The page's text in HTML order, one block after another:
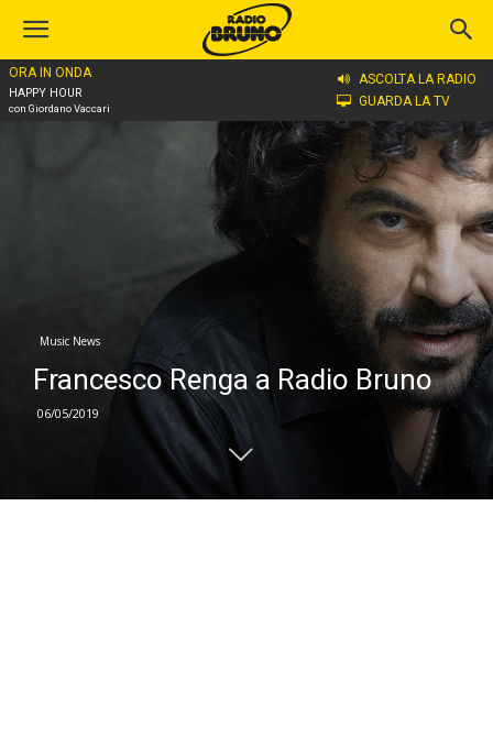
ORA IN ONDA
HAPPY HOUR
con Giordano Vaccari
ASCOLTA LA RADIO
GUARDA LA TV
Home
Music News
Francesco Renga a Radio Bruno
06/05/2019